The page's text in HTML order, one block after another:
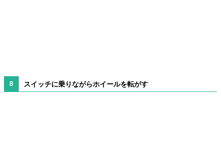
スイッチに乗りながらホイールを転がす